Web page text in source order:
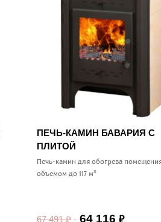
ПЕЧЬ-КАМИН БАВАРИЯ С
ПЛИТОЙ
Печь-камин для обогрева
объемом до 117 м³
67 491₽ 64 116 ₽